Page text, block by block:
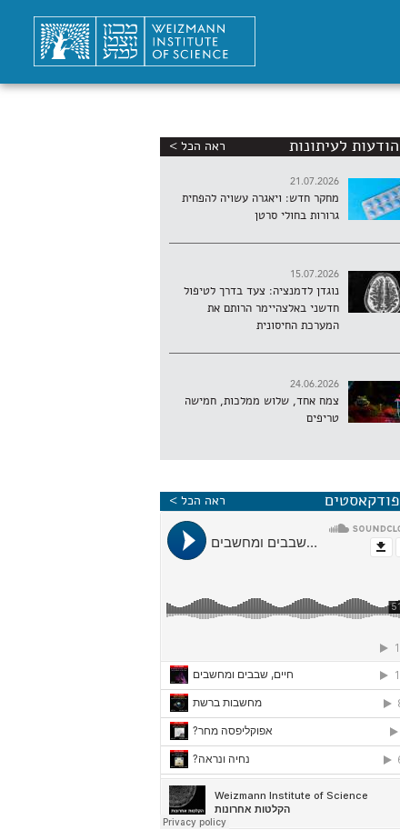
הודעות לעיתונות ראה הכל >
21.07.2026
מחקר חדש: ויאגרה עשויה להפחית
גרורות בחולי סרטן
15.07.2026
נוגדן לדמנציה: צעד בדרך לטיפול
חדשני באלצהיימר הרותם את
המערכת החיסונית
24.06.2026
צמח אחד, שלוש ממלכות, חמישה
טריפים
פודקאסטים ראה הכל >